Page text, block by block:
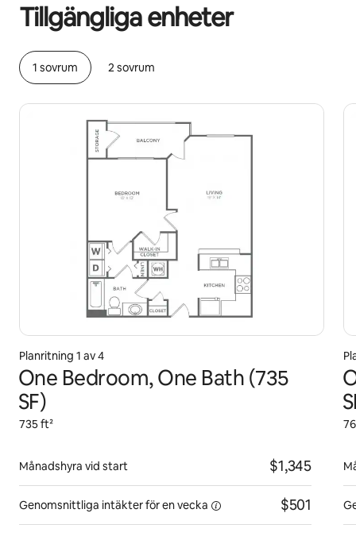
Tillgängliga enheter
1 sovrum 2 sovrum
Planritning 1 av 4
One Bedroom, One Bath (735
SF)
735 ft²
Månadshyra vid start $1,345
Genomsnittliga intäkter fören vecka $501